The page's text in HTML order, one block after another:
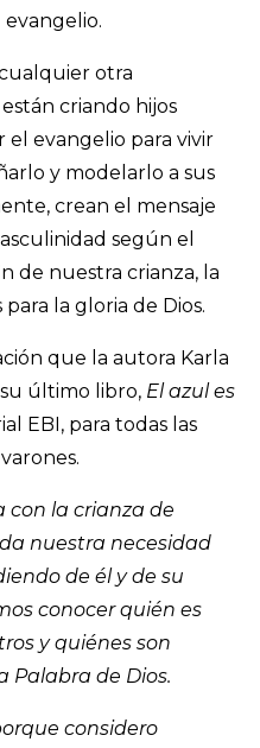
otra
criando hijos
el evangelio para vivir
y modelarlo a sus
crean el mensaje
según el
de nuestra crianza, la
la gloria de Dios.
que la autora Karla
último libro, El azul es
EBI, para todas las
con la crianza de
nuestra necesidad
de él y de su
conocer quién es
y quiénes son
Palabra de Dios.
considero